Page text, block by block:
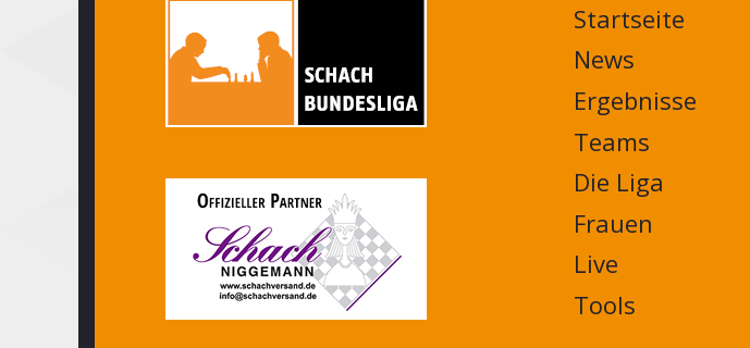
MAIN
NAVIGATION
FOOTER
Startseite
News
Ergebnisse
Teams
Die Liga
Frauen
Live
Tools